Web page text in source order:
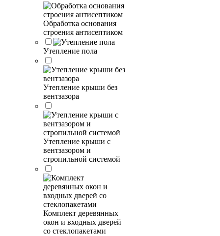
Обработка основания
строения антисептиком
Утепление пола
Утепление крыши без
вентзазора
Утепление крыши с
вентзазором и
стропильной системой
Комплект деревянных
окон и входных дверей
со стеклопакетами